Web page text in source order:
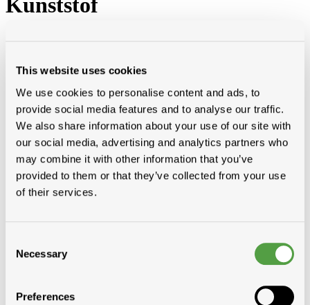
This website uses cookies
We use cookies to personalise content and ads, to
provide social media features and to analyse our traffic.
We also share information about your use of our site with
our social media, advertising and analytics partners who
may combine it with other information that you’ve
provided to them or that they’ve collected from your use
of their services.
Selection
Necessary
Preferences
Kunststof
Categorieën
Platte daken
Dakvensters, koepels en lichtdoorlaten elem
Vezelcement leien en toebehoren
Natuurleien
Metaalplaten
Golfplaten en toebehoren
Golfplaten
Kunststof
PVC platen
Onderdak